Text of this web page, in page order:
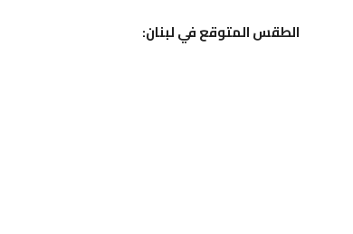
الطقس المتوقع في لبنان: